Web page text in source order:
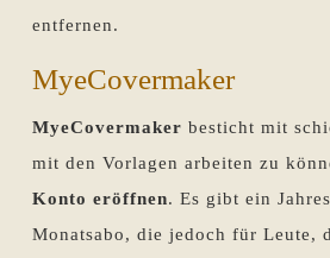
entfernen.
MyeCovermaker
MyeCovermaker besticht mit
mit den Vorlagen arbeiten zu
Konto eröffnen. Es gibt ein
Monatsabo, die jedoch für Leute,